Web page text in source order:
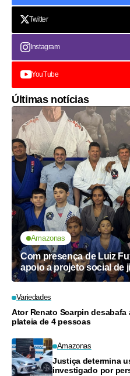
Twitter
Instagram
YouTube
Últimas notícias
Amazonas
Com presença de Luiz
apoio a projeto social de
Variedades
Ator Renato Scarpin
plateia de 4 pessoas
Amazonas
Justiça determina
investigado por